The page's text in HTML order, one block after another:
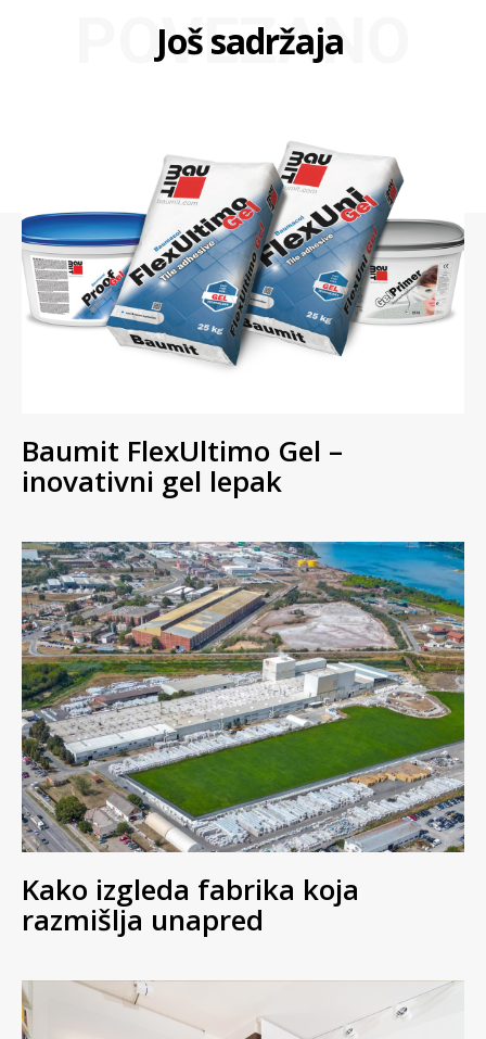
Još sadržaja
POVEZANO
Baumit FlexUltimo Gel –
inovativni gel lepak
Kako izgleda fabrika koja
razmišlja unapred